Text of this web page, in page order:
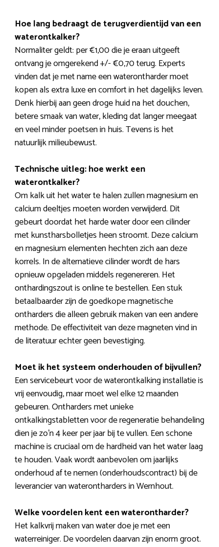
Hoe lang bedraagt de terugverdientijd van een
waterontkalker?
Normaliter geldt: per €1,00 die je eraan uitgeeft
ontvang je omgerekend +/- €0,70 terug. Experts
vinden dat je met name een waterontharder moet
kopen als extra luxe en comfort in het dagelijks leven.
Denk hierbij aan geen droge huid na het douchen,
betere smaak van water, kleding dat langer meegaat
en veel minder poetsen in huis. Tevens is het
natuurlijk milieubewust.
Technische uitleg: hoe werkt een
waterontkalker?
Om kalk uit het water te halen zullen magnesium en
calcium deeltjes moeten worden verwijderd. Dit
gebeurt doordat het harde water door een cilinder
met kunstharsbolletjes heen stroomt. Deze calcium
en magnesium elementen hechten zich aan deze
korrels. In de alternatieve cilinder wordt de hars
opnieuw opgeladen middels regenereren. Het
onthardingszout is online te bestellen. Een stuk
betaalbaarder zijn de goedkope magnetische
ontharders die alleen gebruik maken van een andere
methode. De effectiviteit van deze magneten vind in
de literatuur echter geen bevestiging.
Moet ik het systeem onderhouden of bijvullen?
Een servicebeurt voor de waterontkalking installatie is
vrij eenvoudig, maar moet wel elke 12 maanden
gebeuren. Ontharders met unieke
ontkalkingstabletten voor de regeneratie behandeling
dien je zo’n 4 keer per jaar bij te vullen. Een schone
machine is cruciaal om de hardheid van het water laag
te houden. Vaak wordt aanbevolen om jaarlijks
onderhoud af te nemen (onderhoudscontract) bij de
leverancier van waterontharders in Wernhout.
Welke voordelen kent een waterontharder?
Het kalkvrij maken van water doe je met een
waterreiniger. De voordelen daarvan zijn enorm groot.